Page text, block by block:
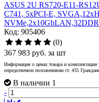
ASUS 2U RS720-E11-
C741, 5xPCI-E,
Код: 905406
(0)
367 983 руб. за шт
Информация о ценах товара и комплектации
определяемом положениями ст. 435
В наличии 1
-